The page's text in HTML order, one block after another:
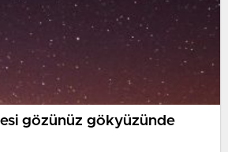
gözünüz gökyüzünde